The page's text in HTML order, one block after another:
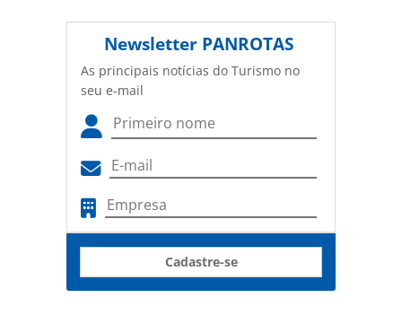
Newsletter PANROTAS
As principais notícias do Turismo no
seu e-mail
Cadastre-se